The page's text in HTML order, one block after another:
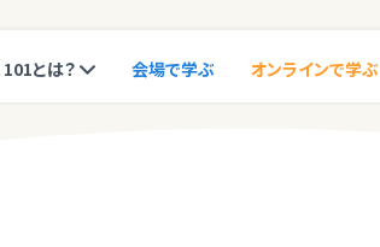
101とは？ 会場で学ぶ オンラインで学ぶ